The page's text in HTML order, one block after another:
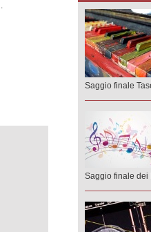
Saggio finale
Saggio finale dei